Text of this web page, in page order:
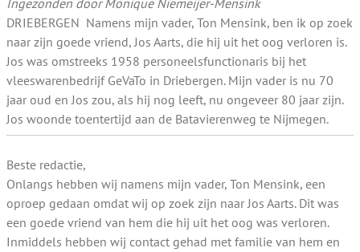
Ingezonden door Monique Niemeijer-Mensink
DRIEBERGEN Namens mijn vader, Ton Mensink, ben ik op zoek
naar zijn goede vriend, Jos Aarts, die hij uit het oog verloren is.
Jos was omstreeks 1958 personeelsfunctionaris bij het
vleeswarenbedrijf GeVaTo in Driebergen. Mijn vader is nu 70
jaar oud en Jos zou, als hij nog leeft, nu ongeveer 80 jaar zijn.
Jos woonde toentertijd aan de Batavierenweg te Nijmegen.
Beste redactie,
Onlangs hebben wij namens mijn vader, Ton Mensink, een
oproep gedaan omdat wij op zoek zijn naar Jos Aarts. Dit was
een goede vriend van hem die hij uit het oog was verloren.
Inmiddels hebben wij contact gehad met familie van hem en